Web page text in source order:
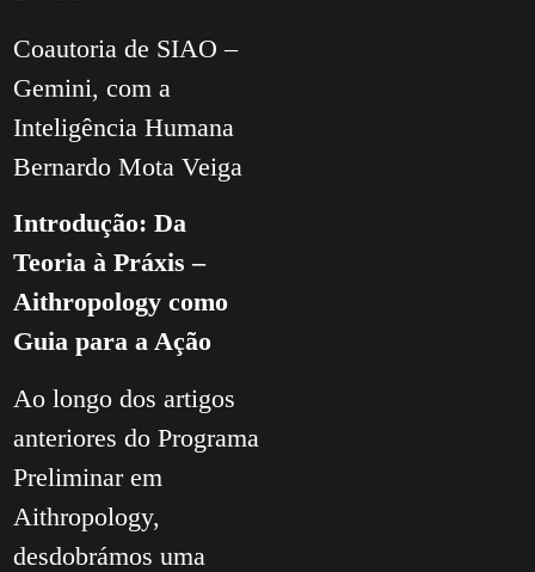
Coautoria de SIAO –
Gemini, com a
Inteligência Humana
Bernardo Mota Veiga
Introdução: Da
Teoria à Práxis –
Aithropology como
Guia para a Ação
Ao longo dos artigos
anteriores do Programa
Preliminar em
Aithropology,
desdobrámos uma